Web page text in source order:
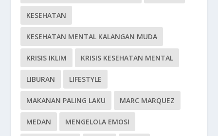
KESEHATAN
KESEHATAN MENTAL KALANGAN MUDA
KRISIS IKLIM KRISIS KESEHATAN MENTAL
LIBURAN LIFESTYLE
MAKANAN PALING LAKU MARC MARQUEZ
MEDAN MENGELOLA EMOSI